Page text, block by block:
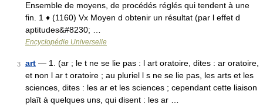
Ensemble de moyens, de procédés réglés qui tendent à une
fin. 1 ♦ (1160) Vx Moyen d obtenir un résultat (par l effet d
aptitudes&#8230; …
Encyclopédie Universelle
3 art — 1. (ar ; le t ne se lie pas : l art oratoire, dites : ar oratoire,
et non l ar t oratoire ; au pluriel l s ne se lie pas, les arts et les
sciences, dites : les ar et les sciences ; cependant cette liaison
plaît à quelques uns, qui disent : les ar …